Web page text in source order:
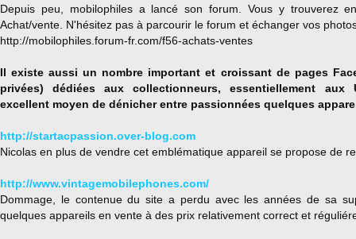
Depuis peu, mobilophiles a lancé son forum. Vous y trouverez
Achat/vente. N'hésitez pas à parcourir le forum et échanger vos
http://mobilophiles.forum-fr.com/f56-achats-ventes
Il existe aussi un nombre important et croissant de pages
privées) dédiées aux collectionneurs, essentiellement
excellent moyen de dénicher entre passionnées quelques
http://startacpassion.over-blog.com
Nicolas en plus de vendre cet emblématique appareil se propose de
http://www.vintagemobilephones.com/
Dommage, le contenue du site a perdu avec les années de sa
quelques appareils en vente à des prix relativement correct et